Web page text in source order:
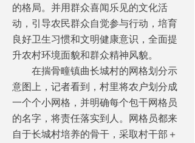
的格局。并用群众喜闻乐见的文化活
动，引导农民群众自觉参与行动，培育
良好卫生习惯和文明健康意识，全面提
升农村环境面貌和群众精神风貌。
在揣骨疃镇曲长城村的网格划分示
意图上，记者看到，村里将农户划分成
一个个小网格，并明确每个包干网格员
的名字，将责任落实到人。网格员都来
自于长城村培养的骨干，采取村干部＋